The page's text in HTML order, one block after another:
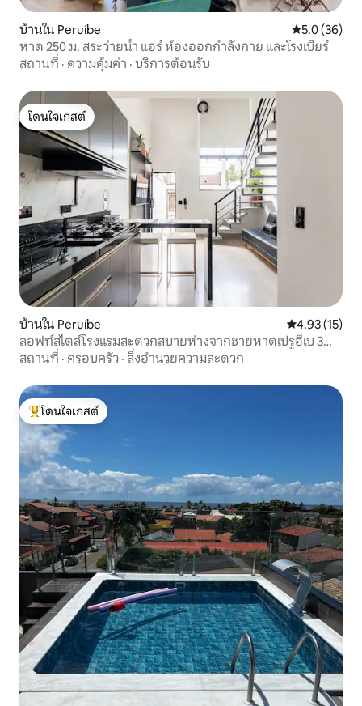
บ้านใน Peruíbe คะแนนเฉลี่ย
5.0 (36)
หาด 250 ม. สระว่ายน้ำ แอร์ ห้องออกกำลังกาย และโรงเบียร์
สถานที่ · ความคุ้มค่า · บริการต้อนรับ
โดนใจเกสต์
โดนใจเกสต์
บ้านใน Peruíbe คะแนนเฉลี่ย
4.93 (15)
ลอฟท์สไตล์โรงแรมสะดวกสบายห่างจากชายหาดเปรูอีเบ 3
นาที
สถานที่ · ครอบครัว · สิ่งอำนวยความสะดวก
โดนใจเกสต์ที่สุด
โดนใจเกสต์